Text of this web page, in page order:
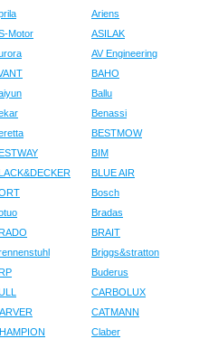
Ariens
Motor
ASILAK
AV Engineering
BAHO
Ballu
Benassi
BESTMOW
BIM
BLUE AIR
Bosch
Bradas
BRAIT
Briggs&stratton
Buderus
CARBOLUX
CATMANN
Claber